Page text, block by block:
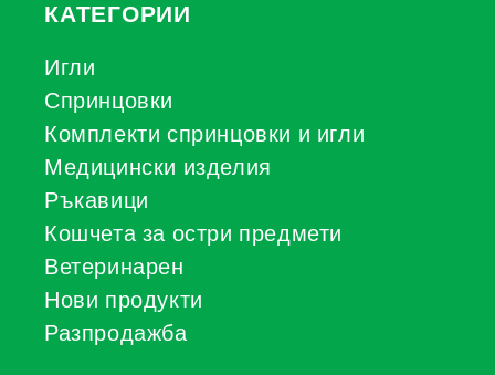
КАТЕГОРИИ
Игли
Спринцовки
Комплекти спринцовки и игли
Медицински изделия
Ръкавици
Кошчета за остри предмети
Ветеринарен
Нови продукти
Разпродажба